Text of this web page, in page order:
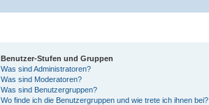
Benutzer-Stufen und Gruppen
Was sind Administratoren?
Was sind Moderatoren?
Was sind Benutzergruppen?
Wo finde ich die Benutzergruppen und wie trete ich ihnen bei?